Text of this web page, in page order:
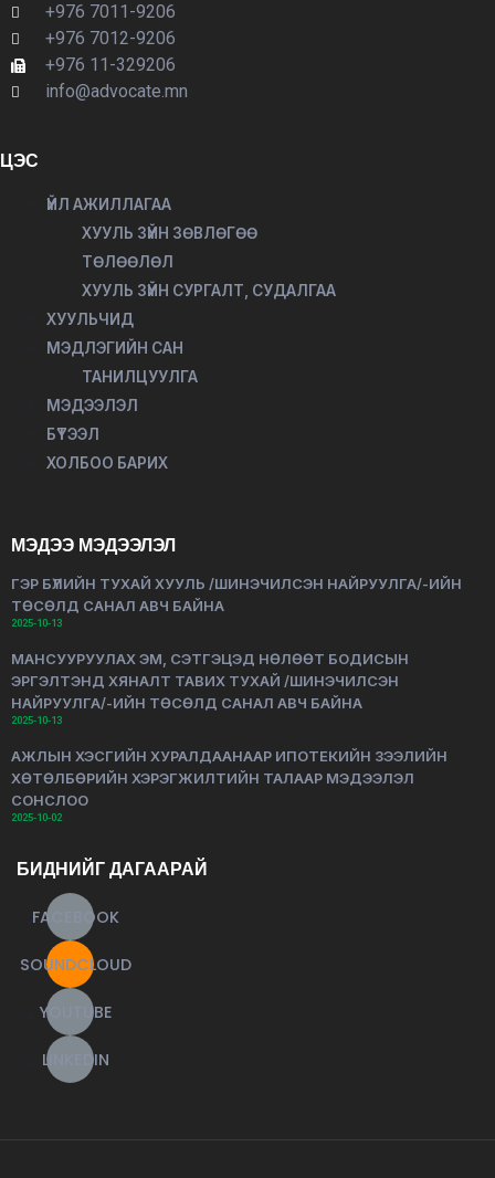
+976 7011-9206
+976 7012-9206
+976 11-329206
info@advocate.mn
ЦЭС
ҮЙЛ АЖИЛЛАГАА
ХУУЛЬ ЗҮЙН ЗӨВЛӨГӨӨ
ТӨЛӨӨЛӨЛ
ХУУЛЬ ЗҮЙН СУРГАЛТ, СУДАЛГАА
ХУУЛЬЧИД
МЭДЛЭГИЙН САН
ТАНИЛЦУУЛГА
МЭДЭЭЛЭЛ
БҮТЭЭЛ
ХОЛБОО БАРИХ
МЭДЭЭ МЭДЭЭЛЭЛ
ГЭР БҮЛИЙН ТУХАЙ ХУУЛЬ /ШИНЭЧИЛСЭН НАЙРУУЛГА/-ИЙН
ТӨСӨЛД САНАЛ АВЧ БАЙНА
2025-10-13
МАНСУУРУУЛАХ ЭМ, СЭТГЭЦЭД НӨЛӨӨТ БОДИСЫН
ЭРГЭЛТЭНД ХЯНАЛТ ТАВИХ ТУХАЙ /ШИНЭЧИЛСЭН
НАЙРУУЛГА/-ИЙН ТӨСӨЛД САНАЛ АВЧ БАЙНА
2025-10-13
АЖЛЫН ХЭСГИЙН ХУРАЛДААНААР ИПОТЕКИЙН ЗЭЭЛИЙН
ХӨТӨЛБӨРИЙН ХЭРЭГЖИЛТИЙН ТАЛААР МЭДЭЭЛЭЛ
СОНСЛОО
2025-10-02
БИДНИЙГ ДАГААРАЙ
FACEBOOK
SOUNDCLOUD
YOUTUBE
LINKEDIN